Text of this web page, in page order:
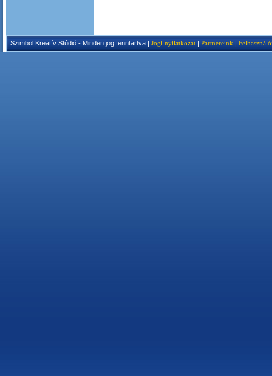
Szimbol Kreatív Stúdió - Minden jog fenntartva | Jogi nyilatkozat | Partnereink |